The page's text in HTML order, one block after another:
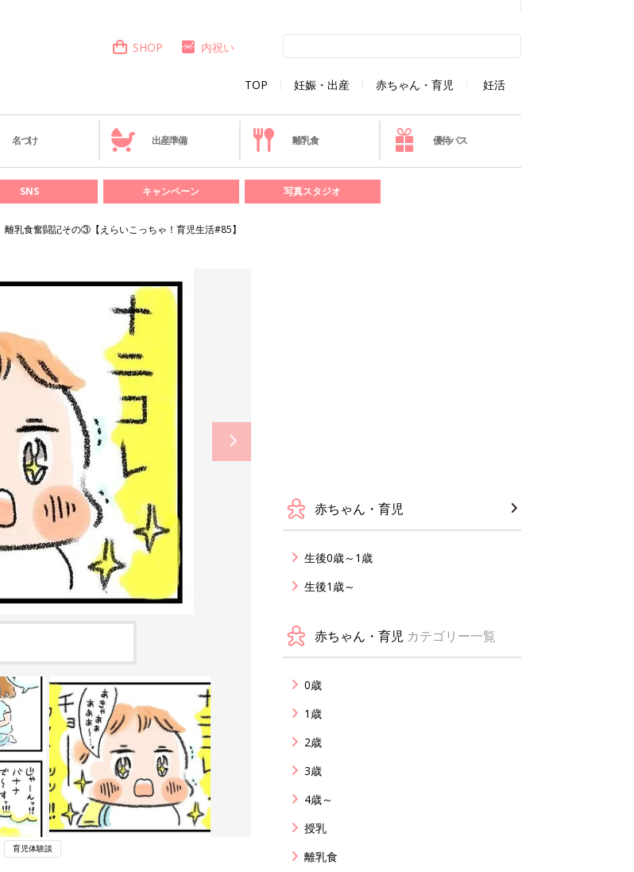
TOP 妊娠・出産 赤ちゃん・育児 妊活
SHOP 内祝い
名づけ 出産準備 離乳食 優待パス
SNS キャンペーン 写真スタジオ
離乳食奮闘記その③【えらいこっちゃ！育児生活#85】
育児体験談
赤ちゃん・育児
生後0歳～1歳
生後1歳～
赤ちゃん・育児 カテゴリー一覧
0歳
1歳
2歳
3歳
4歳～
授乳
離乳食